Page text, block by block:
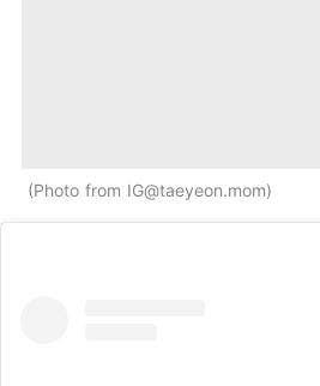
Photo from IG@taeyeon.mom